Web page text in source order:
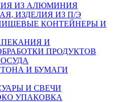
ИЗ АЛЮМИНИЯ
ИЗДЕЛИЯ ИЗ П/Э
КОНТЕЙНЕРЫ И
И
ПРОДУКТОВ
И БУМАГИ
И СВЕЧИ
УПАКОВКА